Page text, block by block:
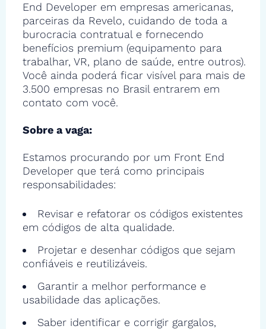
End Developer em empresas americanas,
parceiras da Revelo, cuidando de toda a
burocracia contratual e fornecendo
benefícios premium (equipamento para
trabalhar, VR, plano de saúde, entre outros).
Você ainda poderá ficar visível para mais de
3.500 empresas no Brasil entrarem em
contato com você.
Sobre a vaga:
Estamos procurando por um Front End
Developer que terá como principais
responsabilidades:
Revisar e refatorar os códigos existentes
em códigos de alta qualidade.
Projetar e desenhar códigos que sejam
confiáveis e reutilizáveis.
Garantir a melhor performance e
usabilidade das aplicações.
Saber identificar e corrigir gargalos,